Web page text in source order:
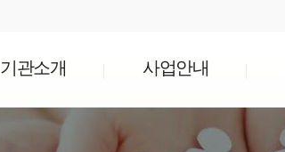
기관소개 사업안내